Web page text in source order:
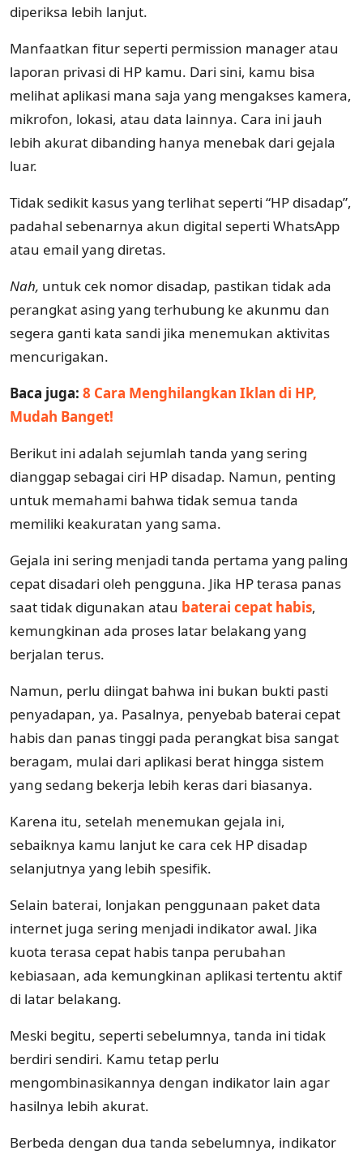
diperiksa lebih lanjut.
Manfaatkan fitur seperti permission manager atau
laporan privasi di HP kamu. Dari sini, kamu bisa
melihat aplikasi mana saja yang mengakses kamera,
mikrofon, lokasi, atau data lainnya. Cara ini jauh
lebih akurat dibanding hanya menebak dari gejala
luar.
Tidak sedikit kasus yang terlihat seperti “HP disadap”,
padahal sebenarnya akun digital seperti WhatsApp
atau email yang diretas.
Nah, untuk cek nomor disadap, pastikan tidak ada
perangkat asing yang terhubung ke akunmu dan
segera ganti kata sandi jika menemukan aktivitas
mencurigakan.
Baca juga: 8 Cara Menghilangkan Iklan di HP,
Mudah Banget!
Berikut ini adalah sejumlah tanda yang sering
dianggap sebagai ciri HP disadap. Namun, penting
untuk memahami bahwa tidak semua tanda
memiliki keakuratan yang sama.
Gejala ini sering menjadi tanda pertama yang paling
cepat disadari oleh pengguna. Jika HP terasa panas
saat tidak digunakan atau baterai cepat habis,
kemungkinan ada proses latar belakang yang
berjalan terus.
Namun, perlu diingat bahwa ini bukan bukti pasti
penyadapan, ya. Pasalnya, penyebab baterai cepat
habis dan panas tinggi pada perangkat bisa sangat
beragam, mulai dari aplikasi berat hingga sistem
yang sedang bekerja lebih keras dari biasanya.
Karena itu, setelah menemukan gejala ini,
sebaiknya kamu lanjut ke cara cek HP disadap
selanjutnya yang lebih spesifik.
Selain baterai, lonjakan penggunaan paket data
internet juga sering menjadi indikator awal. Jika
kuota terasa cepat habis tanpa perubahan
kebiasaan, ada kemungkinan aplikasi tertentu aktif
di latar belakang.
Meski begitu, seperti sebelumnya, tanda ini tidak
berdiri sendiri. Kamu tetap perlu
mengombinasikannya dengan indikator lain agar
hasilnya lebih akurat.
Berbeda dengan dua tanda sebelumnya, indikator